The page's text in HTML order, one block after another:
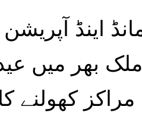
اینڈ
بھر میں
مراکز کھولنے